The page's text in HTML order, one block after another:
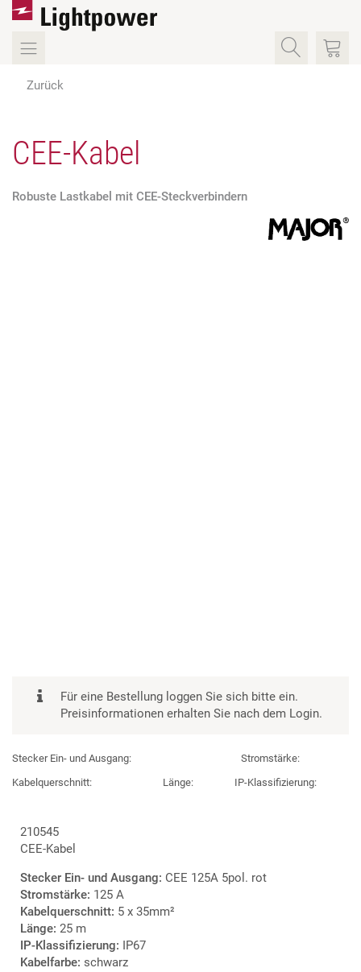
Zurück
CEE-Kabel
Robuste Lastkabel mit CEE-Steckverbindern
Für eine Bestellung loggen Sie sich bitte ein.
Preisinformationen erhalten Sie nach dem Login.
Stecker Ein- und Ausgang:
Stromstärke:
Kabelquerschnitt:
Länge: IP-Klassifizierung:
210545
CEE-Kabel
Stecker Ein- und Ausgang: CEE 125A 5pol. rot
Stromstärke: 125 A
Kabelquerschnitt: 5 x 35mm²
Länge: 25 m
IP-Klassifizierung: IP67
Kabelfarbe: schwarz